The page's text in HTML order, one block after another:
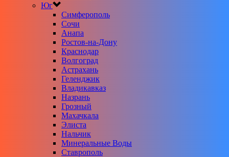
Юг
Симферополь
Сочи
Анапа
Ростов-на-Дону
Краснодар
Волгоград
Астрахань
Геленджик
Владикавказ
Назрань
Грозный
Махачкала
Элиста
Нальчик
Минеральные Воды
Ставрополь